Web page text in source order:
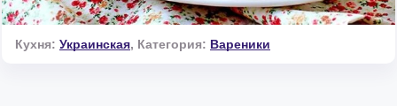
Кухня: Украинская, Категория: Вареники